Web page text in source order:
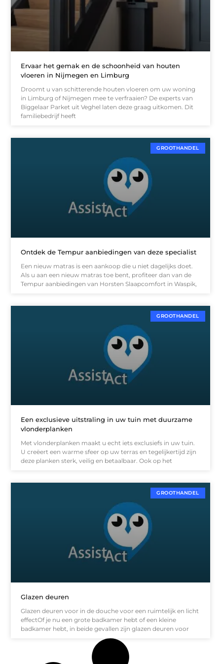
Ervaar het gemak en de schoonheid van houten
vloeren in Nijmegen en Limburg
Droomt u van schitterende houten vloeren om uw woning
in Limburg of Nijmegen mee te verfraaien? De experts van
Biggelaar Parket uit Veghel laten deze graag uitkomen. Dit
familiebedrijf heeft
GROOTHANDEL
Ontdek de Tempur aanbiedingen van deze specialist
Een nieuw matras is een aankoop die u niet dagelijks doet.
Als u aan een nieuw matras toe bent, profiteer dan van de
Tempur aanbiedingen van Horsten Slaapcomfort in Waspik,
GROOTHANDEL
Een exclusieve uitstraling in uw tuin met duurzame
vlonderplanken
Met vlonderplanken maakt u echt iets exclusiefs in uw tuin.
U creëert een warme sfeer op uw terras en tegelijkertijd zijn
deze planken sterk, veilig en betaalbaar. Ook op het
GROOTHANDEL
Glazen deuren
Glazen deuren voor in de douche voor een ruimtelijk en licht
effectOf je nu een grote badkamer hebt of een kleine
badkamer hebt, in beide gevallen zijn glazen deuren voor